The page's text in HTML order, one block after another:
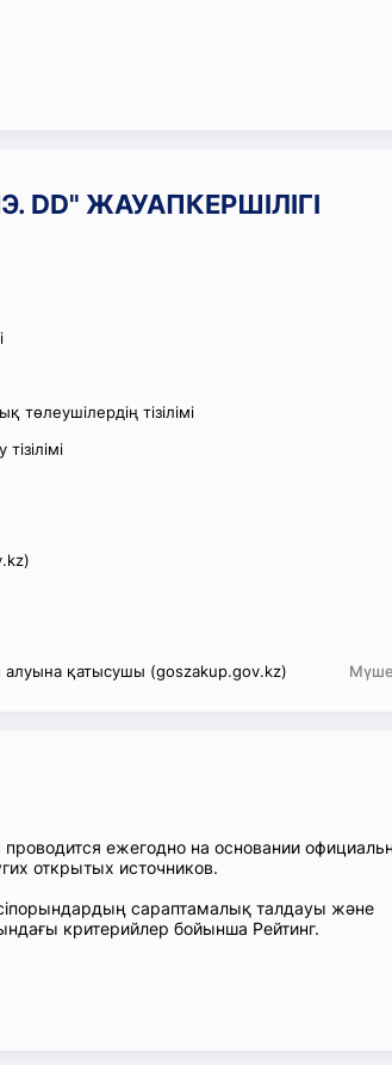
DD" ЖАУАПКЕРШІЛІГІ
тізілімі
алуына қатысушы (goszakup.gov.kz)
ежегодно на основании
открытых источников.
сараптамалық талдауы және
критерийлер бойынша Рейтинг.